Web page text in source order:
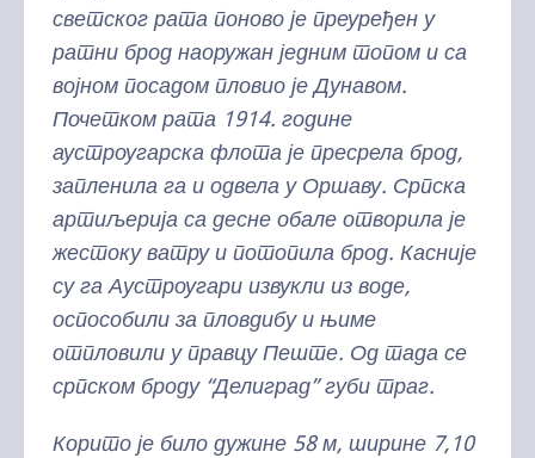
светског рата поново је преуређен у
ратни брод наоружан једним топом и са
војном посадом пловио је Дунавом.
Почетком рата 1914. године
аустроугарска флота је пресрела брод,
запленила га и одвела у Оршаву. Српска
артиљерија са десне обале отворила је
жестоку ватру и потопила брод. Касније
су га Аустроугари извукли из воде,
оспособили за пловдибу и њиме
отпловили у правцу Пеште. Од тада се
српском броду “Делиград” губи траг.
Корито је било дужине 58 м, ширине 7,10